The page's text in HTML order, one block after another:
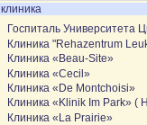
клиника
Госпиталь Университета
Клиника "Rehazentrum
Клиника «Beau-Site»
Клиника «Cecil»
Клиника «De Montchoisi»
Клиника «Klinik Im Park» (
Клиника «La Prairie»